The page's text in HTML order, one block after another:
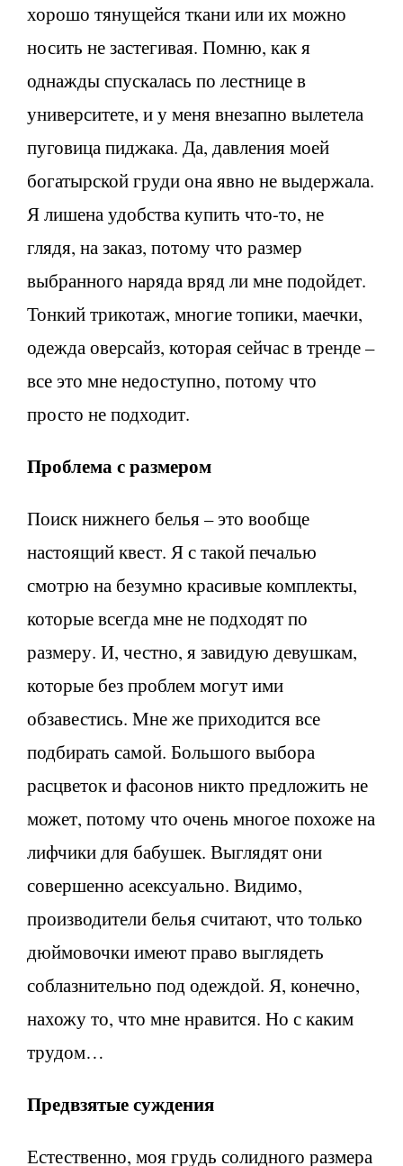
хорошо тянущейся ткани или их можно
носить не застегивая. Помню, как я
однажды спускалась по лестнице в
университете, и у меня внезапно вылетела
пуговица пиджака. Да, давления моей
богатырской груди она явно не выдержала.
Я лишена удобства купить что-то, не
глядя, на заказ, потому что размер
выбранного наряда вряд ли мне подойдет.
Тонкий трикотаж, многие топики, маечки,
одежда оверсайз, которая сейчас в тренде –
все это мне недоступно, потому что
просто не подходит.
Проблема с размером
Поиск нижнего белья – это вообще
настоящий квест. Я с такой печалью
смотрю на безумно красивые комплекты,
которые всегда мне не подходят по
размеру. И, честно, я завидую девушкам,
которые без проблем могут ими
обзавестись. Мне же приходится все
подбирать самой. Большого выбора
расцветок и фасонов никто предложить не
может, потому что очень многое похоже на
лифчики для бабушек. Выглядят они
совершенно асексуально. Видимо,
производители белья считают, что только
дюймовочки имеют право выглядеть
соблазнительно под одеждой. Я, конечно,
нахожу то, что мне нравится. Но с каким
трудом…
Предвзятые суждения
Естественно, моя грудь солидного размера